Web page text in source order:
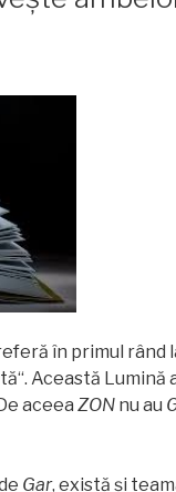
în primul rând
Această
aceea ZON nu au
Gar, există şi